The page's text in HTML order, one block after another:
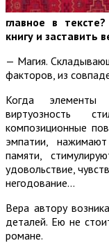
главное в
книгу и заставить
— Магия.
факторов, из
Когда элементы
виртуозность
композиционные
эмпатии,
памяти,
удовольствие,
негодование…
Вера автору
деталей. Ею не
романе.